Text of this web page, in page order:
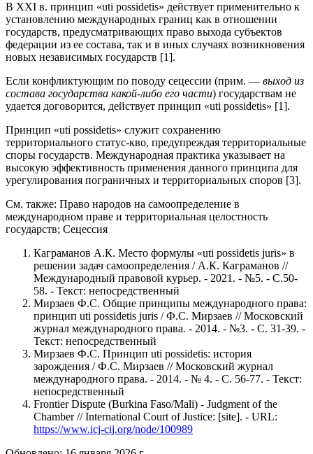
В XXI в. принцип «uti possidetis» действует применительно к
установлению международных границ как в отношении
государств, предусматривающих право выхода субъектов
федерации из ее состава, так и в иных случаях возникновения
новых независимых государств [1].
Если конфликтующим по поводу сецессии (прим. — выход из
состава государства какой-либо его части) государствам не
удается договорится, действует принцип «uti possidetis» [1].
Принцип «uti possidetis» служит сохранению
территориального статус-кво, предупреждая территориальные
споры государств. Международная практика указывает на
высокую эффективность применения данного принципа для
урегулирования пограничных и территориальных споров [3].
См. также: Право народов на самоопределение в
международном праве и территориальная целостность
государств; Сецессия
Каграманов А.К. Место формулы «uti possidetis juris» в
решении задач самоопределения / А.К. Каграманов //
Международный правовой курьер. - 2021. - №5. - С.50-
58. - Текст: непосредственный
Мирзаев Ф.С. Общие принципы международного права:
принцип uti possidetis juris / Ф.С. Мирзаев // Московский
журнал международного права. - 2014. - №3. - С. 31-39. -
Текст: непосредственный
Мирзаев Ф.С. Принцип uti possidetis: история
зарождения / Ф.С. Мирзаев // Московский журнал
международного права. - 2014. - № 4. - С. 56-77. - Текст:
непосредственный
Frontier Dispute (Burkina Faso/Mali) - Judgment of the
Chamber // International Court of Justice: [site]. - URL:
https://www.icj-cij.org/node/100989